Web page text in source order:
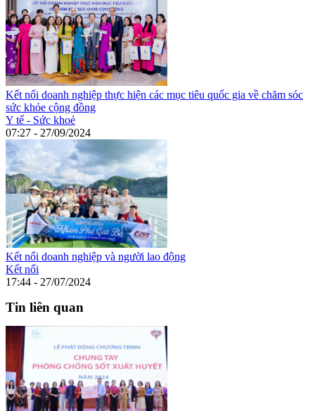
Kết nối doanh nghiệp thực hiện các mục tiêu quốc gia về chăm sóc
sức khỏe cộng đồng
Y tế - Sức khoẻ
07:27 - 27/09/2024
Kết nối doanh nghiệp và người lao động
Kết nối
17:44 - 27/07/2024
Tin liên quan